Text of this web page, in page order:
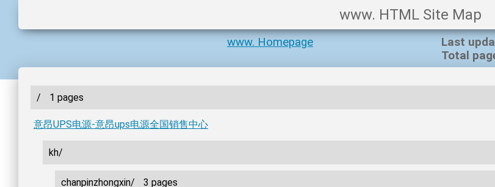
www. HTML Site Map
Last
Total
www. Homepage
/ 1 pages
意昂UPS电源-意昂ups电源全国销售中心
kh/
chanpinzhongxin/ 3 pages